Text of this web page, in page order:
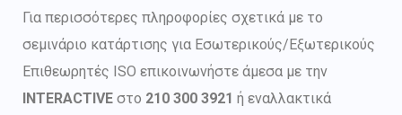
Για περισσότερες πληροφορίες σχετικά με το
σεμινάριο κατάρτισης για Εσωτερικούς/Εξωτερικούς
Επιθεωρητές ISO επικοινωνήστε άμεσα με την
INTERACTIVE στο 210 300 3921 ή εναλλακτικά